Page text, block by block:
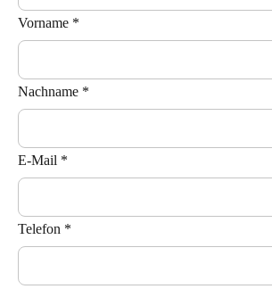
Vorname *
Nachname *
E-Mail *
Telefon *